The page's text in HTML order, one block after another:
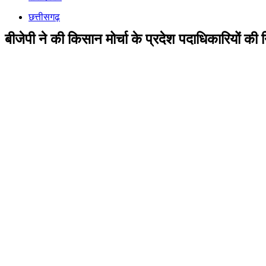
छत्तीसगढ़
बीजेपी ने की किसान मोर्चा के प्रदेश पदाधिकारियों की